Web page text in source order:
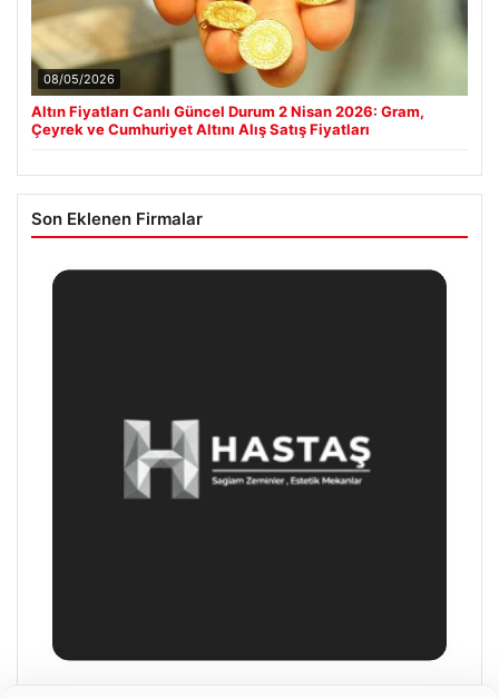
08/05/2026
Altın Fiyatları Canlı Güncel Durum 2 Nisan 2026: Gram,
Çeyrek ve Cumhuriyet Altını Alış Satış Fiyatları
Son Eklenen Firmalar